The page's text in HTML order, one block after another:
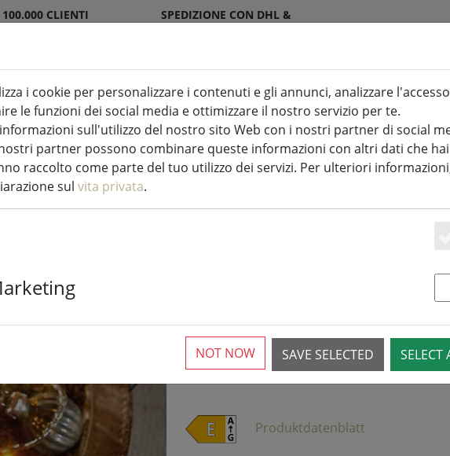
100.000 CLIENTI
SPEDIZIONE CON DHL &
a LED per interni ed esterni
Cucina Vivere
di fata
Lumineo Durawise
Basic 96 LED bianco
esterni 7,1 m a
›
Available again from 18.09.26 - preorder
Produktdatenblatt
i cookie per personalizzare i contenuti e gli annunci, analizzare
le funzioni dei social media e ottimizzare il nostro servizio per te.
sull'utilizzo del nostro sito Web con i nostri partner di social
partner possono combinare queste informazioni con altri dati che hai
raccolto come parte del tuo utilizzo dei servizi. Per ulteriori
sul vita privata.
SAVE SELECTED SELECT
NOT NOW